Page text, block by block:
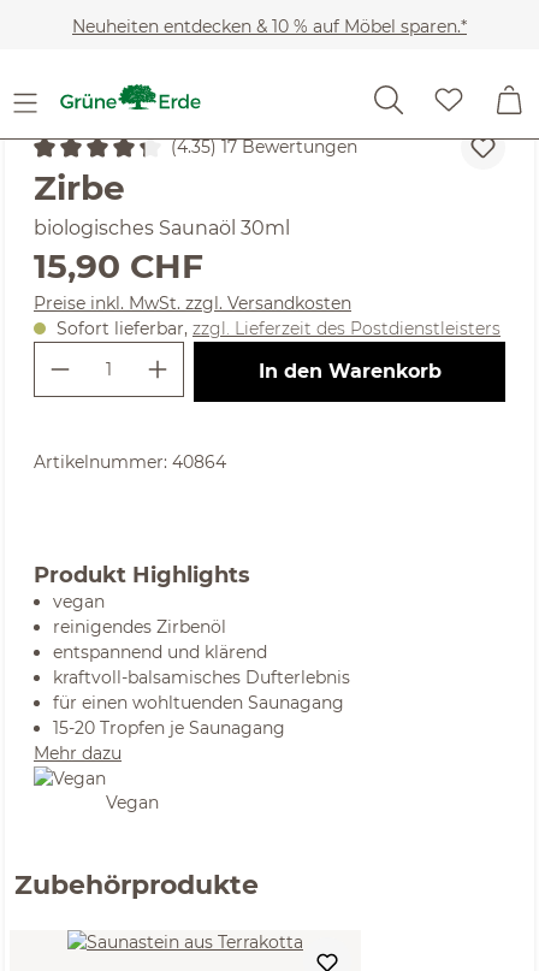
Zum Hauptinhalt springen
Neuheiten entdecken & 10 % auf Möbel sparen.*
Kosmetik Regeneration & Entspannung
Durchschnittliche Bewertung von 4.35 von 5 Sternen
(4.35) 17 Bewertungen
Zirbe
biologisches Saunaöl 30ml
Regulärer Preis:
15,90 CHF
Preise inkl. MwSt. zzgl. Versandkosten
Sofort lieferbar, zzgl. Lieferzeit des Postdienstleisters
Produkt Anzahl: Gib den
In den Warenkorb
Artikelnummer: 40864
Produkt Highlights
vegan
reinigendes Zirbenöl
entspannend und klärend
kraftvoll-balsamisches Dufterlebnis
für einen wohltuenden Saunagang
15-20 Tropfen je Saunagang
Mehr dazu
Vegan
Zubehörprodukte